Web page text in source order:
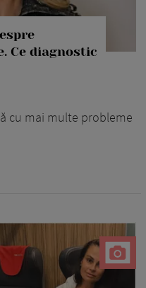
Ce diagnostic
cu mai multe probleme